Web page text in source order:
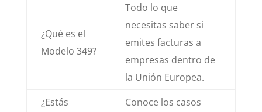
¿Qué es el
Modelo 349?
Todo lo que
necesitas saber si
emites facturas a
empresas dentro de
la Unión Europea.
¿Estás
Conoce los casos